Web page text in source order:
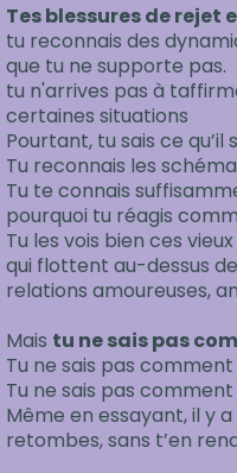
Tes blessures de rejet
tu reconnais des
que tu ne supporte pas.
tu n'arrives pas à
certaines situations
Pourtant, tu sais ce qu’il
Tu reconnais les
Tu te connais
pourquoi tu réagis
Tu les vois bien ces
qui flottent au-dessus
relations amoureuses,
Mais tu ne sais pas
Tu ne sais pas
Tu ne sais pas
Même en essayant, il y
retombes, sans t’en